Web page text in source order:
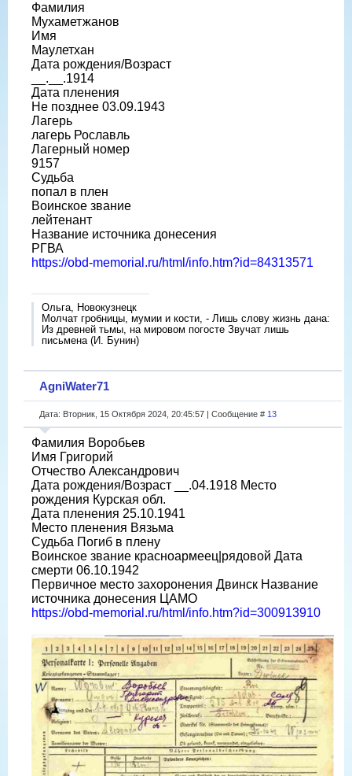
Фамилия
Мухаметжанов
Имя
Маулетхан
Дата рождения/Возраст
__.__.1914
Дата пленения
Не позднее 03.09.1943
Лагерь
лагерь Рославль
Лагерный номер
9157
Судьба
попал в плен
Воинское звание
лейтенант
Название источника донесения
РГВА
https://obd-memorial.ru/html/info.htm?id=84313571
Ольга, Новокузнецк
Молчат гробницы, мумии и кости, - Лишь слову жизнь дана:
Из древней тьмы, на мировом погосте Звучат лишь
письмена (И. Бунин)
AgniWater71
Дата: Вторник, 15 Октября 2024, 20:45:57 | Сообщение # 13
Фамилия Воробьев
Имя Григорий
Отчество Александрович
Дата рождения/Возраст __.04.1918 Место
рождения Курская обл.
Дата пленения 25.10.1941
Место пленения Вязьма
Судьба Погиб в плену
Воинское звание красноармеец|рядовой Дата
смерти 06.10.1942
Первичное место захоронения Двинск Название
источника донесения ЦАМО
https://obd-memorial.ru/html/info.htm?id=300913910